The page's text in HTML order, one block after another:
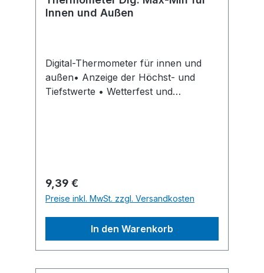
Innen und Außen
Digital-Thermometer für innen und
außen• Anzeige der Höchst- und
Tiefstwerte • Wetterfest und
Regulärer Preis:
9,39 €
Preise inkl. MwSt. zzgl. Versandkosten
In den Warenkorb